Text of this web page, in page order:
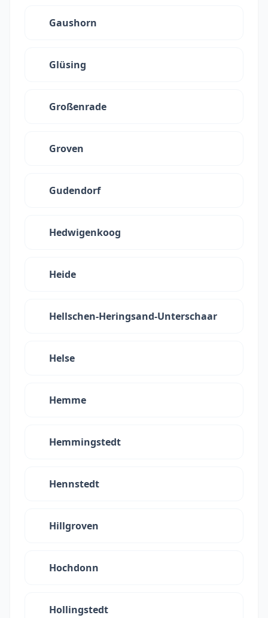
Gaushorn
Glüsing
Großenrade
Groven
Gudendorf
Hedwigenkoog
Heide
Hellschen-Heringsand-Unterschaar
Helse
Hemme
Hemmingstedt
Hennstedt
Hillgroven
Hochdonn
Hollingstedt